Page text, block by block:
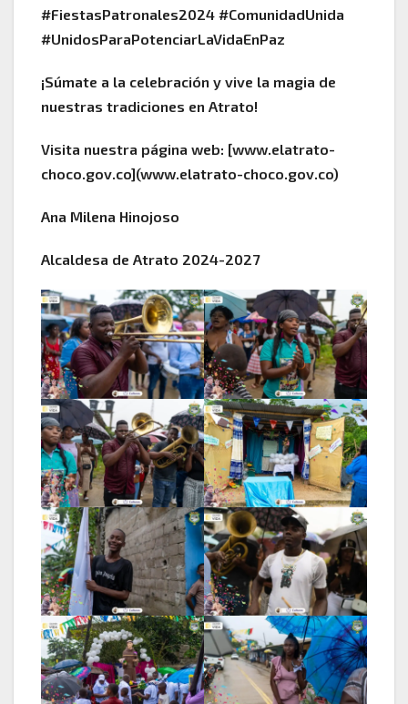
#FiestasPatronales2024 #ComunidadUnida
#UnidosParaPotenciarLaVidaEnPaz
¡Súmate a la celebración y vive la magia de
nuestras tradiciones en Atrato!
Visita nuestra página web: [www.elatrato-
choco.gov.co](www.elatrato-choco.gov.co)
Ana Milena Hinojoso
Alcaldesa de Atrato 2024-2027